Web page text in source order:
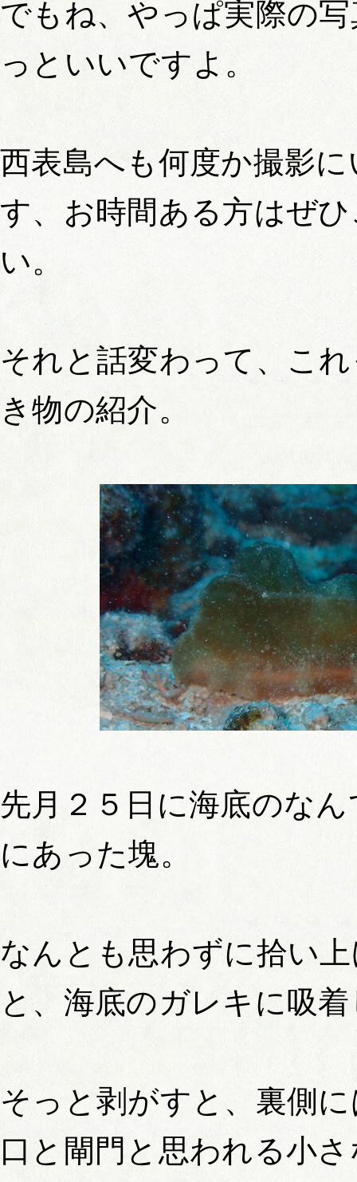
でもね、やっぱ実際の
っといいですよ。
西表島へも何度か撮影
す、お時間ある方はぜ
い。
それと話変わって、こ
き物の紹介。
先月２５日に海底のな
にあった塊。
なんとも思わずに拾い
と、海底のガレキに吸
そっと剥がすと、裏側
口と閘門と思われる小